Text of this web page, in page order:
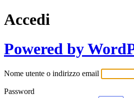
Accedi
Powered by
Nome utente o indirizzo email
Password